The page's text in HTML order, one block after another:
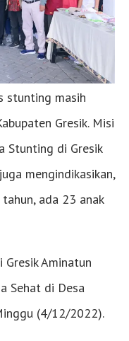
stunting masih
Gresik. Misi
Stunting di Gresik
mengindikasikan,
ada 23 anak
Aminatun
Sehat di Desa
(4/12/2022).